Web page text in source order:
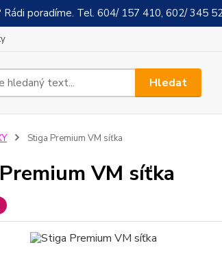
poradíme. Tel. 604/ 157 410, 602/ 345
Hledat
Stiga Premium VM síťka
VM síťka